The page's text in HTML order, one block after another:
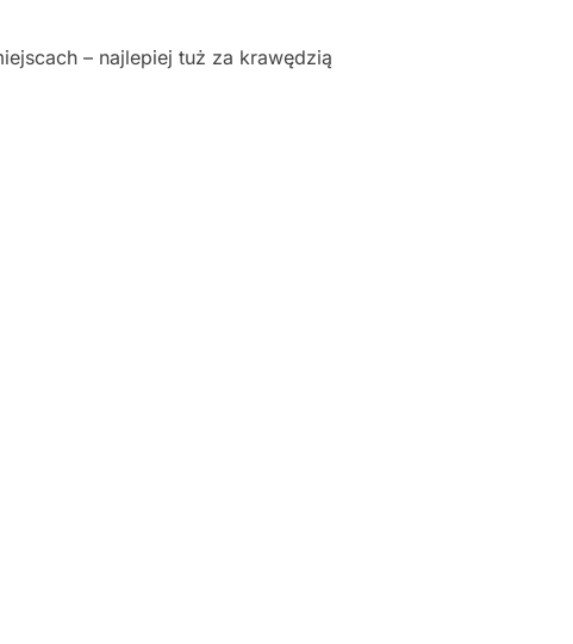
– najlepiej tuż za krawędzią